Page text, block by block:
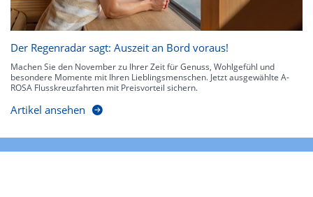
Der Regenradar sagt: Auszeit an Bord voraus!
Machen Sie den November zu Ihrer Zeit für Genuss, Wohlgefühl und
besondere Momente mit Ihren Lieblingsmenschen. Jetzt ausgewählte A-
ROSA Flusskreuzfahrten mit Preisvorteil sichern.
Artikel ansehen